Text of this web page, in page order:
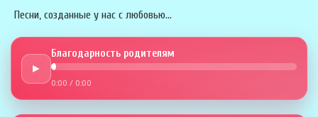
Песни, созданные у нас с любовью...
►
Благодарность родителям
0:00 / 0:00